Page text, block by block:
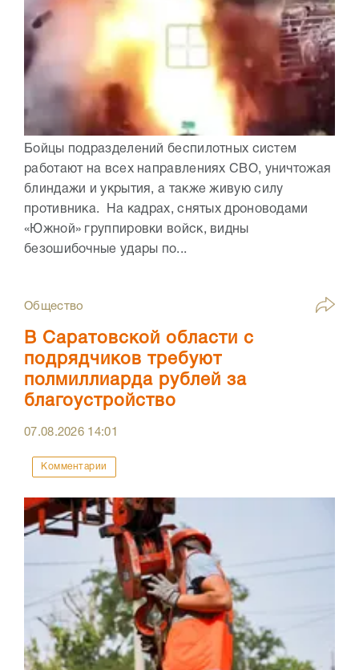
Бойцы подразделений беспилотных систем
работают на всех направлениях СВО, уничтожая
блиндажи и укрытия, а также живую силу
противника. На кадрах, снятых дроноводами
«Южной» группировки войск, видны
безошибочные удары по...
Общество
В Саратовской области с
подрядчиков требуют
полмиллиарда рублей за
благоустройство
07.08.2026 14:01
Комментарии